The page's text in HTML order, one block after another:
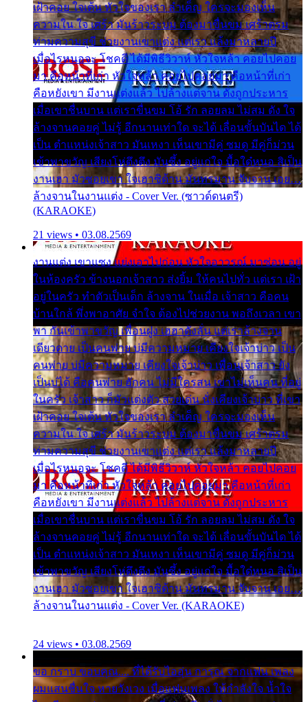
เฝ้าคอย ใจเต้น หัวใจของเรา ลำเค็ญ ใครจะมองเห็น
ความใน ใจ เศร้า มันร้าวระบม ต้องมาขื่นขม เศร้าตรม
ท่ามความสุขี ช่วยงานเขาแต่ง แต่เรา แล้งมาหลายปี
เมื่อไรหนอจะ โชคดี ได้มีพิธีวิวาห์ หัวใจหล้า คอยไปคอย
มา คือหน้าที่เก่า หัวใจหล้า คอยไปคอยมา คือหน้าที่เก่า
คือหยังเขา มีงานแต่งแล้ว ไปล้างแต่จาน ดั่งถูกประหาร
เมื่อเขาชื่นบาน แต่เราขื่นขม โอ้ รัก ลอยลม ไม่สม ดัง ใจ
ล้างจานคอยคู่ ไม่รู้ อีกนานเท่าใด จะได้ เลื่อนขั้นบันได ได้
เป็น ตำแหน่งเจ้าสาว มันเหงา เห็นเขามีคู่ ซมดู มีคู่ก็ม่วน
เข้าพาขวัญ เสียงโห่ตึงตึง มันซึ้ง อยู่แก่ใจ มื้อใด๋หนอ สิเป็น
งานเฮา มัวซอยเขา ใจเฮาซิด้าน มันทรมาน จับจาน เอย…
ล้างจานในงานแต่ง - Cover Ver. (ซาวด์ดนตรี)
(KARAOKE)
21 views • 03.08.2569
งานแต่ง เขาแซง แย่งเอาไปก่อน หัวใจอาวรณ์ มาซ่อน อยู่
ในห้องครัว ข้างนอกเจ้าสาว ส่งยิ้ม ให้คนไปทั่ว แต่เรา เฝ้า
อยู่ในครัว ทำตัวเป็นเด็ก ล้างจาน ในเมื่อ เจ้าสาว คือคน
บ้านใกล้ พึ่งพาอาศัย จำใจ ต้องไปช่วยงาน พอถึงเวลา เขา
พา กันเข้าพาขวัญ เพื่อนฝูง เฮฮาดังลั่น แต่เราล้างจาน
เดียวดาย เป็นคนพ่าย บ่มีความหมาย เคียงใจเจ้าบ่าว เป็น
คนพ่าย บ่มีความหมาย เคียงใจเจ้าบ่าว เพื่อนเจ้าสาว ยัง
เป็นบ่ได้ คือคนพ่าย ฮักคน ไม่มีใครสน เขาไม่เห็นคน ที่อยู่
ในครัว เจ้าสาว ก็มัวแต่งตัว สวยเด่น นั่งเคียงเจ้าบ่าว ที่เขา
เฝ้าคอย ใจเต้น หัวใจของเรา ลำเค็ญ ใครจะมองเห็น
ความใน ใจ เศร้า มันร้าวระบม ต้องมาขื่นขม เศร้าตรม
ท่ามความสุขี ช่วยงานเขาแต่ง แต่เรา แล้งมาหลายปี
เมื่อไรหนอจะ โชคดี ได้มีพิธีวิวาห์ หัวใจหล้า คอยไปคอย
มา คือหน้าที่เก่า หัวใจหล้า คอยไปคอยมา คือหน้าที่เก่า
คือหยังเขา มีงานแต่งแล้ว ไปล้างแต่จาน ดั่งถูกประหาร
เมื่อเขาชื่นบาน แต่เราขื่นขม โอ้ รัก ลอยลม ไม่สม ดัง ใจ
ล้างจานคอยคู่ ไม่รู้ อีกนานเท่าใด จะได้ เลื่อนขั้นบันได ได้
เป็น ตำแหน่งเจ้าสาว มันเหงา เห็นเขามีคู่ ซมดู มีคู่ก็ม่วน
เข้าพาขวัญ เสียงโห่ตึงตึง มันซึ้ง อยู่แก่ใจ มื้อใด๋หนอ สิเป็น
งานเฮา มัวซอยเขา ใจเฮาซิด้าน มันทรมาน จับจาน เอย…
ล้างจานในงานแต่ง - Cover Ver. (KARAOKE)
24 views • 03.08.2569
ขอ กราบ ขอบคุณ.... ที่ได้รับไออุ่น การุณ จากแฟน เพลง
ผมแสนชื่นใจ หายวังเวง เมื่อแฟนเพลง ให้กำลังใจ น้ำใจ